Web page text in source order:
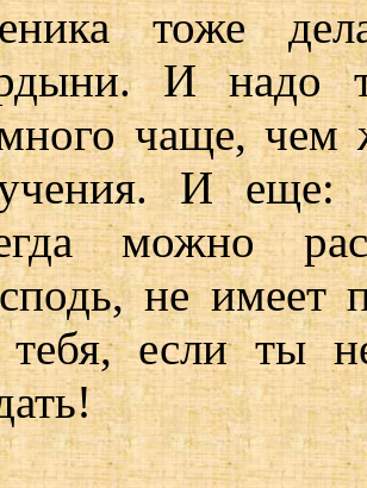
тоже
И надо
чаще, чем
И еще:
можно
не имеет
тебя, если ты